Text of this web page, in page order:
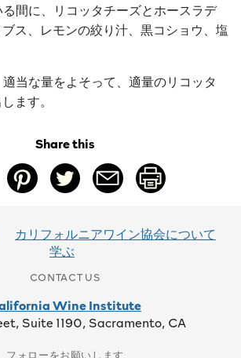
間に、リコッタチーズとホースラデ
ス、レモンの絞り汁、黒コショウ、塩
当な量をよそって、適量のリコッタ
ます。
Share this
カリフォルニアワイン協会について
学ぶ
CONTACT US
Wine Institute
Suite 1190, Sacramento, CA
フォローをお願いします